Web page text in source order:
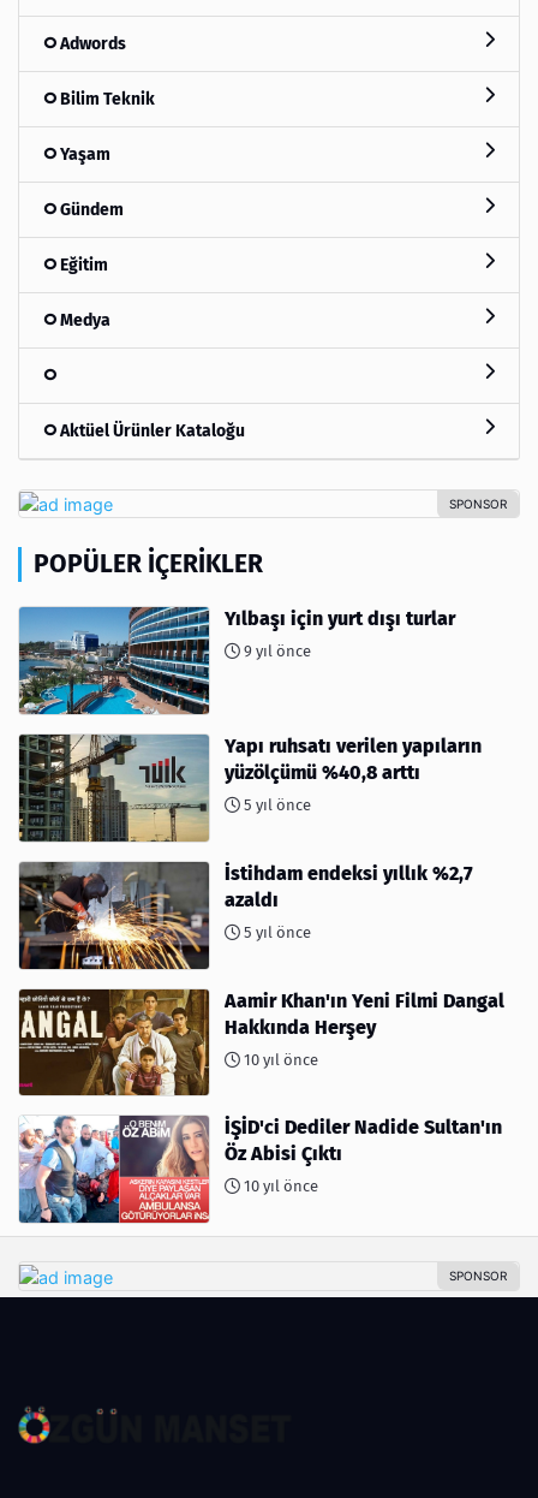
Adwords
Bilim Teknik
Yaşam
Gündem
Eğitim
Medya
Aktüel Ürünler Kataloğu
POPÜLER İÇERIKLER
Yılbaşı için yurt dışı turlar
9 yıl önce
Yapı ruhsatı verilen yapıların
yüzölçümü %40,8 arttı
5 yıl önce
İstihdam endeksi yıllık %2,7
azaldı
5 yıl önce
Aamir Khan'ın Yeni Filmi Dangal
Hakkında Herşey
10 yıl önce
İŞİD'ci Dediler Nadide Sultan'ın
Öz Abisi Çıktı
10 yıl önce